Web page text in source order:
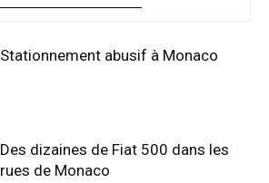
Stationnement abusif à Monaco
Des dizaines de Fiat 500 dans les
rues de Monaco